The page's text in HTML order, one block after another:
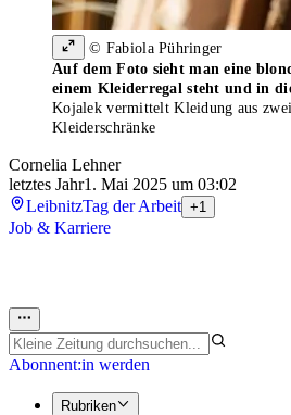
© Fabiola Pühringer
Auf dem Foto sieht man eine
einem Kleiderregal steht und in
Kojalek vermittelt Kleidung aus
Kleiderschränke
Cornelia Lehner
letztes Jahr1. Mai 2025 um 03:02
LeibnitzTag der Arbeit +1
Job & Karriere
Abonnent:in werden
Rubriken